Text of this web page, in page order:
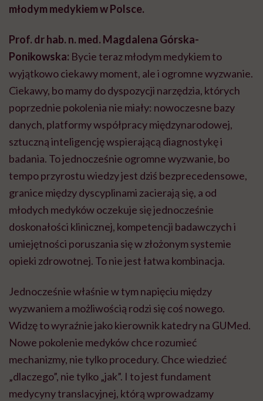
młodym medykiem w Polsce.
Prof. dr hab. n. med. Magdalena Górska-
Ponikowska: Bycie teraz młodym medykiem to
wyjątkowo ciekawy moment, ale i ogromne wyzwanie.
Ciekawy, bo mamy do dyspozycji narzędzia, których
poprzednie pokolenia nie miały: nowoczesne bazy
danych, platformy współpracy międzynarodowej,
sztuczną inteligencję wspierającą diagnostykę i
badania. To jednocześnie ogromne wyzwanie, bo
tempo przyrostu wiedzy jest dziś bezprecedensowe,
granice między dyscyplinami zacierają się, a od
młodych medyków oczekuje się jednocześnie
doskonałości klinicznej, kompetencji badawczych i
umiejętności poruszania się w złożonym systemie
opieki zdrowotnej. To nie jest łatwa kombinacja.
Jednocześnie właśnie w tym napięciu między
wyzwaniem a możliwością rodzi się coś nowego.
Widzę to wyraźnie jako kierownik katedry na GUMed.
Nowe pokolenie medyków chce rozumieć
mechanizmy, nie tylko procedury. Chce wiedzieć
„dlaczego”, nie tylko „jak”. I to jest fundament
medycyny translacyjnej, którą wprowadzamy